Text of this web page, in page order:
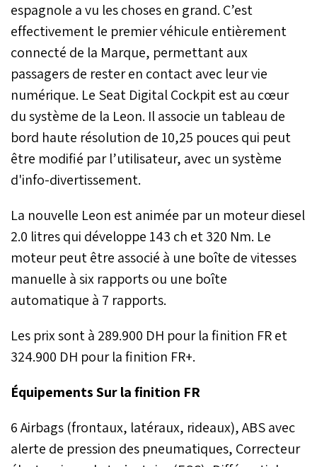
espagnole a vu les choses en grand. C’est
effectivement le premier véhicule entièrement
connecté de la Marque, permettant aux
passagers de rester en contact avec leur vie
numérique. Le Seat Digital Cockpit est au cœur
du système de la Leon. Il associe un tableau de
bord haute résolution de 10,25 pouces qui peut
être modifié par l’utilisateur, avec un système
d'info-divertissement.
La nouvelle Leon est animée par un moteur diesel
2.0 litres qui développe 143 ch et 320 Nm. Le
moteur peut être associé à une boîte de vitesses
manuelle à six rapports ou une boîte
automatique à 7 rapports.
Les prix sont à 289.900 DH pour la finition FR et
324.900 DH pour la finition FR+.
Équipements Sur la finition FR
6 Airbags (frontaux, latéraux, rideaux), ABS avec
alerte de pression des pneumatiques, Correcteur